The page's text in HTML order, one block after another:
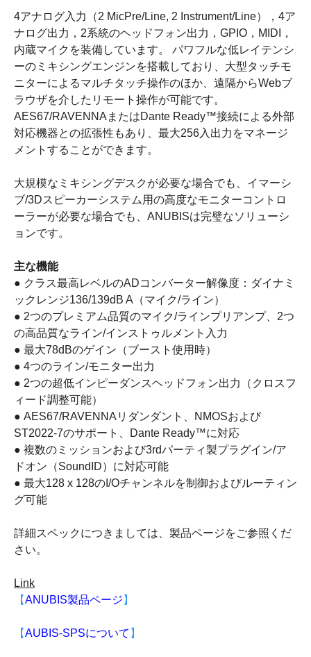
4アナログ⼊⼒（2 MicPre/Line, 2 Instrument/Line），4ア
ナログ出⼒，2系統のヘッドフォン出⼒，GPIO，MIDI，
内蔵マイクを装備しています。 パワフルな低レイテンシ
ーのミキシングエンジンを搭載しており、⼤型タッチモ
ニターによるマルチタッチ操作のほか、遠隔からWebブ
ラウザを介したリモート操作が可能です。
AES67/RAVENNAまたはDante Ready™接続による外部
対応機器との拡張性もあり、最⼤256⼊出⼒をマネージ
メントすることができます。
大規模なミキシングデスクが必要な場合でも、イマーシ
ブ/3Dスピーカーシステム用の高度なモニターコントロ
ーラーが必要な場合でも、ANUBISは完璧なソリューシ
ョンです。
主な機能
● クラス最高レベルのADコンバーター解像度：ダイナミ
ックレンジ136/139dB A（マイク/ライン）
● 2つのプレミアム品質のマイク/ラインプリアンプ、2つ
の高品質なライン/インストゥルメント入力
● 最大78dBのゲイン（ブースト使用時）
● 4つのライン/モニター出力
● 2つの超低インピーダンスヘッドフォン出力（クロスフ
ィード調整可能）
● AES67/RAVENNAリダンダント、NMOSおよび
ST2022-7のサポート、Dante Ready™に対応
● 複数のミッションおよび3rdパーティ製プラグイン/ア
ドオン（SoundID）に対応可能
● 最大128 x 128のI/Oチャンネルを制御およびルーティン
グ可能
詳細スペックにつきましては、製品ページをご参照くだ
さい。
Link
【ANUBIS製品ページ 】
【AUBIS-SPSについて 】